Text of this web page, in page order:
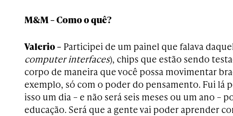
M&M – Como o quê?
Valerio – Participei de um painel que falava
computer interfaces), chips que estão sendo
corpo de maneira que você possa movimentar
exemplo, só com o poder do pensamento. Fui lá
isso um dia – e não será seis meses ou um ano –
educação. Será que a gente vai poder aprender